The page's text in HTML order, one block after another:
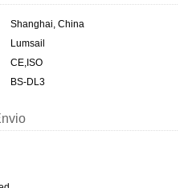
Shanghai, China
Lumsail
CE,ISO
BS-DL3